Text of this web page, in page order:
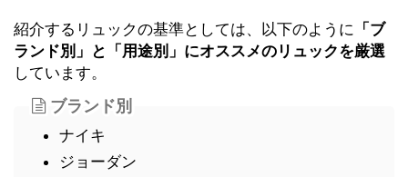
紹介するリュックの基準としては、 以下のように 「ブ
ランド別」と「用途別」にオススメのリュックを厳選
しています。
ブランド別
ナイキ
ジョーダン